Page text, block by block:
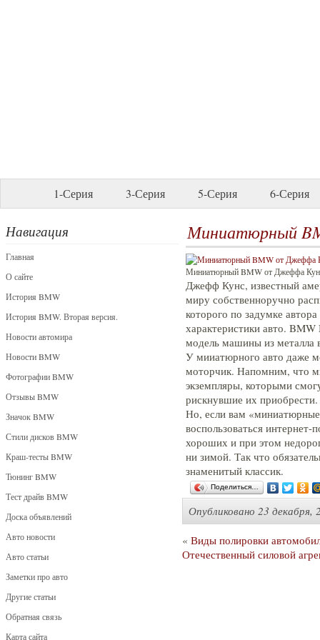
1-Серия 3-Серия 5-Серия 6-Серия
Навигация
Главная
О сайте
История BMW
История BMW. Вторая версия.
Новости автомира
Новости BMW
Фотографии BMW
Отзывы BMW
Значок BMW
Стили дисков BMW
Краш-тесты BMW
Тюнинг BMW
Тест драйв BMW
Доска объявлений
Авто новости
Авто статьи
Заметки про авто
Другие статьи
Обратная связь
Карта сайта
Миниатюрный
Миниатюрный BMW от Джеффа
Джефф Кунс, известный
миру собственноручно
которого по задумке
характеристики авто.
модель машины из металла
У мииатюрного авто даже
моторчик. Напомним, что
экземпляры, которыми
рискнувшие их приобрести.
Но, если вам
воспользоваться интернет-
хороших и при этом
ни зимой. Так что
знаменитый классик.
Поделиться…
Опубликовано 23 декабря,
« Виды полировки
Отечественный силовой